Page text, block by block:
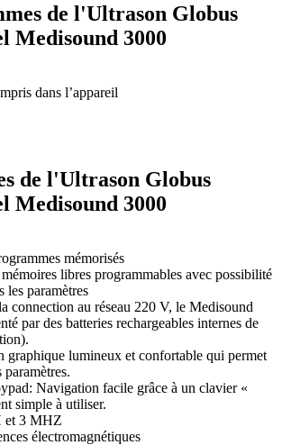
de l'Ultrason Globus
Medisound 3000
dans l’appareil
de l'Ultrason Globus
Medisound 3000
mémorisés
libres programmables avec possibilité
les paramètres
connection au réseau 220 V, le Medisound
par des batteries rechargeables internes de
graphique lumineux et confortable qui permet
Navigation facile grâce à un clavier «
simple à utiliser.
et 3 MHZ
électromagnétiques